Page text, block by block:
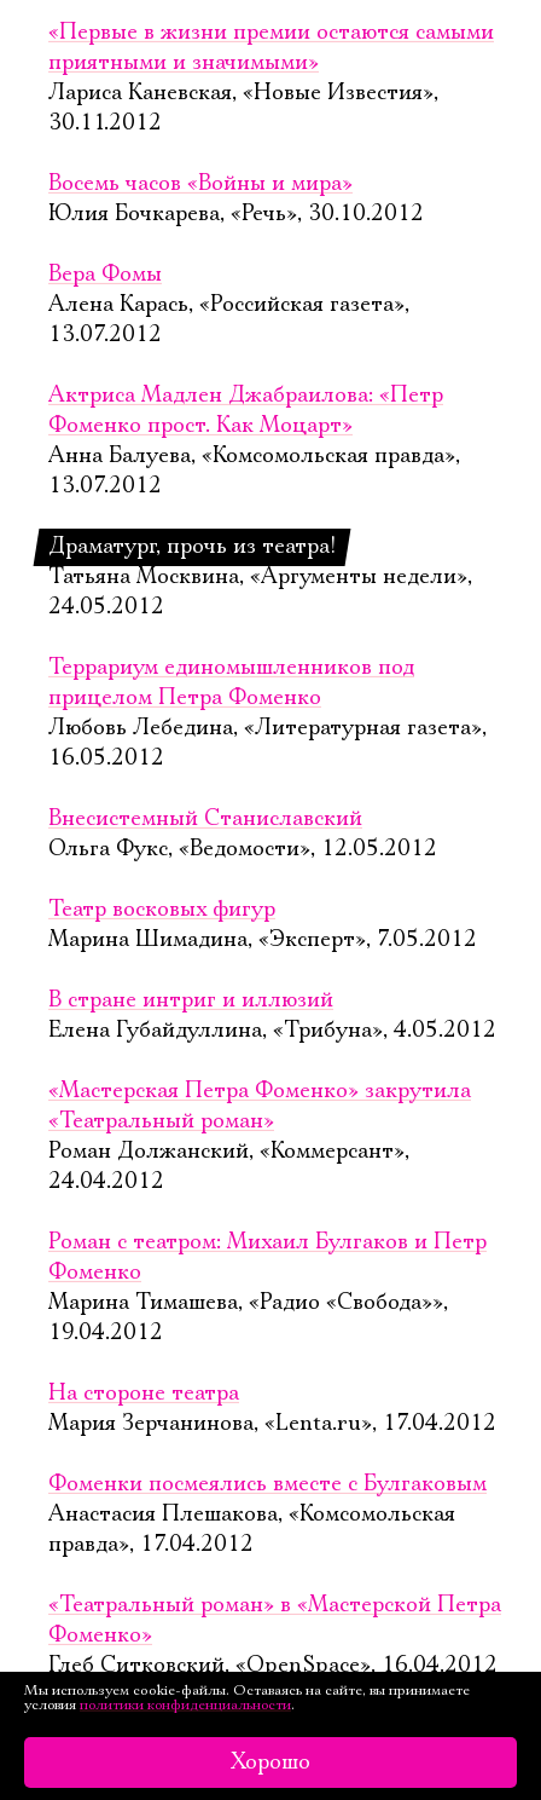
«Первые в жизни премии остаются самыми
приятными и значимыми»
Лариса Каневская, «Новые Известия»,
30.11.2012
Восемь часов «Войны и мира»
Юлия Бочкарева, «Речь», 30.10.2012
Вера Фомы
Алена Карась, «Российская газета»,
13.07.2012
Актриса Мадлен Джабраилова: «Петр
Фоменко прост. Как Моцарт»
Анна Балуева, «Комсомольская правда»,
13.07.2012
Драматург, прочь из театра!
Татьяна Москвина, «Аргументы недели»,
24.05.2012
Террариум единомышленников под
прицелом Петра Фоменко
Любовь Лебедина, «Литературная газета»,
16.05.2012
Внесистемный Станиславский
Ольга Фукс, «Ведомости», 12.05.2012
Театр восковых фигур
Марина Шимадина, «Эксперт», 7.05.2012
В стране интриг и иллюзий
Елена Губайдуллина, «Трибуна», 4.05.2012
«Мастерская Петра Фоменко» закрутила
«Театральный роман»
Роман Должанский, «Коммерсант»,
24.04.2012
Роман с театром: Михаил Булгаков и Петр
Фоменко
Марина Тимашева, «Радио «Свобода»»,
19.04.2012
На стороне театра
Мария Зерчанинова, «Lenta.ru», 17.04.2012
Фоменки посмеялись вместе с Булгаковым
Анастасия Плешакова, «Комсомольская
правда», 17.04.2012
«Театральный роман» в «Мастерской Петра
Фоменко»
Глеб Ситковский, «OpenSpace», 16.04.2012
Ольга Егошина, «Новые Известия»,
16.04.2012
Мы используем cookie-файлы. Оставаясь на сайте, вы принимаете
условия политики конфиденциальности.
Хорошо